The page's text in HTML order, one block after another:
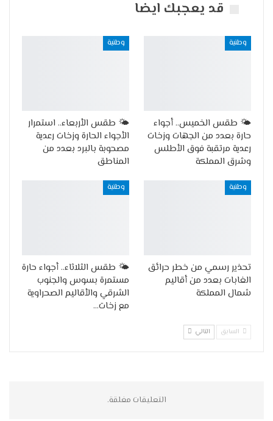
قد يعجبك ايضا
وطنية
🌤️ طقس الخميس.. أجواء
حارة بعدد من الجهات وزخات
رعدية مرتقبة فوق الأطلس
وشرق المملكة
وطنية
🌤️ طقس الأربعاء.. استمرار
الأجواء الحارة وزخات رعدية
مصحوبة بالبرد بعدد من
المناطق
وطنية
تحذير رسمي من خطر حرائق
الغابات بعدد من أقاليم
شمال المملكة
وطنية
🌤️ طقس الثلاثاء.. أجواء حارة
مستمرة بسوس والجنوب
الشرقي والأقاليم الصحراوية
مع زخات…
السابق التالي
التعليقات مغلقة.